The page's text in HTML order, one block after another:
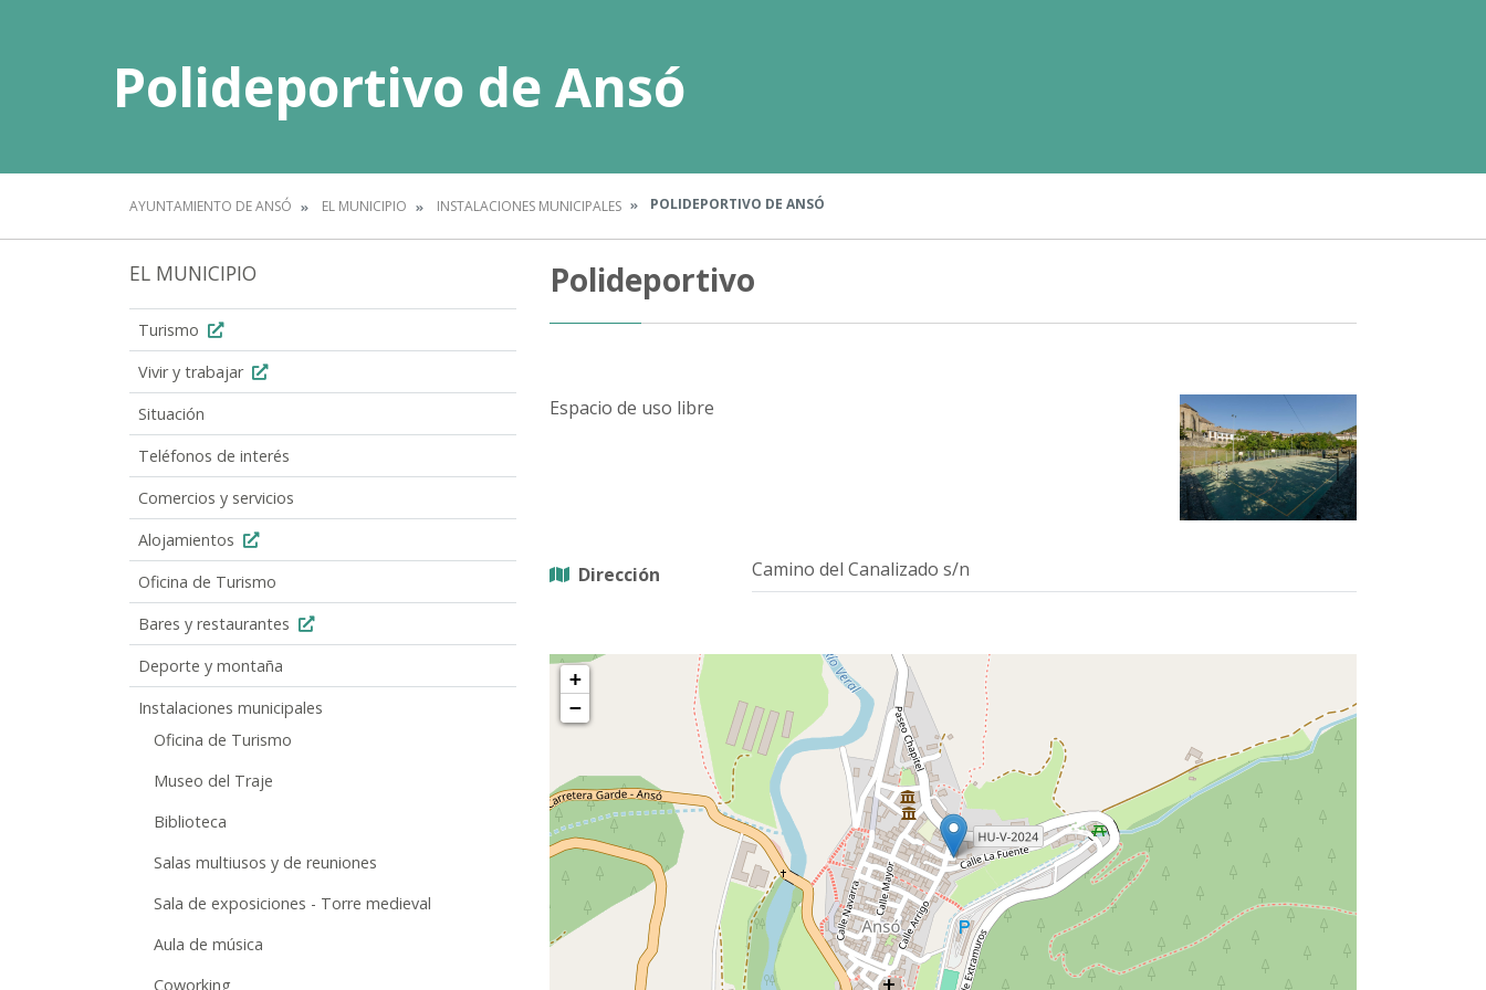
Polideportivo de Ansó
AYUNTAMIENTO DE ANSÓ EL MUNICIPIO INSTALACIONES MUNICIPALES POLIDEPORTIVO DE ANSÓ
EL MUNICIPIO
Turismo
Vivir y trabajar
Situación
Teléfonos de interés
Comercios y servicios
Alojamientos
Oficina de Turismo
Bares y restaurantes
Deporte y montaña
Instalaciones municipales
Oficina de Turismo
Museo del Traje
Biblioteca
Salas multiusos y de reuniones
Sala de exposiciones - Torre medieval
Aula de música
Coworking
Polideportivo
Espacio de uso libre
Dirección Camino del Canalizado s/n
+
−